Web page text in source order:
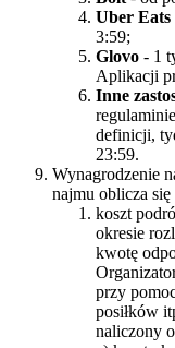
Uber Eats
3:59;
Glovo - 1
Aplikacji
Inne
definicji,
23:59.
Wynagrodzenie
najmu oblicza się
koszt
okresie
kwotę
przy
posiłków
naliczony